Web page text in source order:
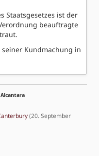
Staatsgesetzes ist der
beauftragte
seiner Kundmachung in
Alcantara
(20. September